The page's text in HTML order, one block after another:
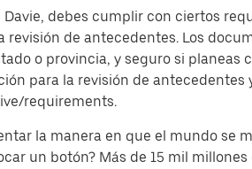
Davie, debes cumplir con ciertos
revisión de antecedentes. Los
o provincia, y seguro si
para la revisión de
requirements.
la manera en que el mundo se
un botón? Más de 15 mil